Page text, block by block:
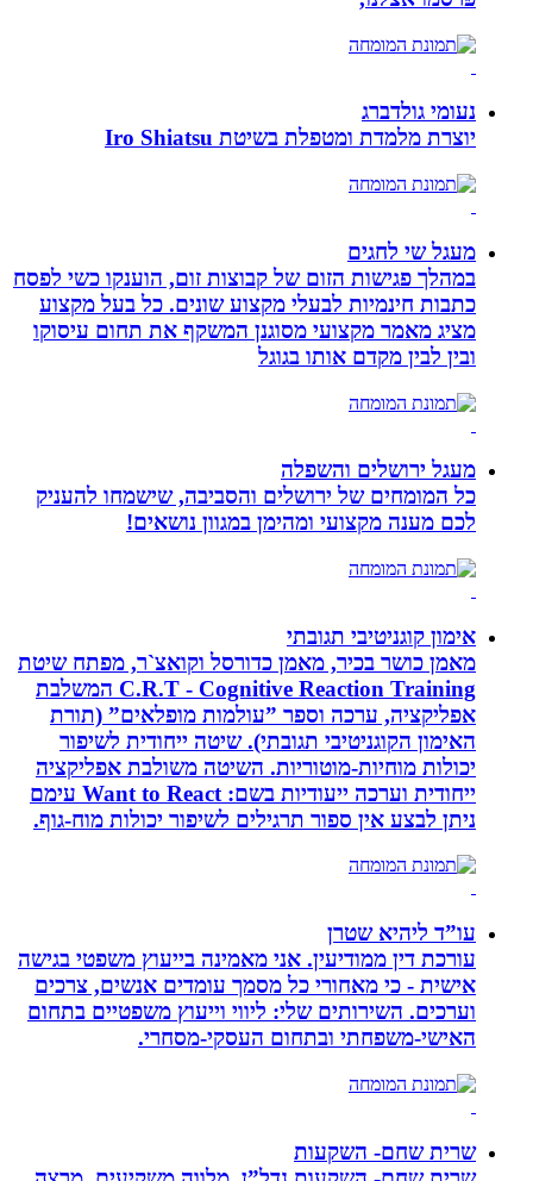
נעומי גולדברג
יוצרת מלמדת ומטפלת בשיטת Iro Shiatsu
מעגל שי לחגים
במהלך פגישות הזום של קבוצות זום, הוענקו כשי לפסח
כתבות חינמיות לבעלי מקצוע שונים. כל בעל מקצוע
מציג מאמר מקצועי מסוגנן המשקף את תחום עיסוקו
ובין לבין מקדם אותו בגוגל
מעגל ירושלים והשפלה
כל המומחים של ירושלים והסביבה, שישמחו להעניק
לכם מענה מקצועי ומהימן במגוון נושאים!
אימון קוגניטיבי תגובתי
מאמן כושר בכיר, מאמן כדורסל וקואצ`ר, מפתח שיטת
C.R.T - Cognitive Reaction Training המשלבת
אפליקציה, ערכה וספר ”עולמות מופלאים” (תורת
האימון הקוגניטיבי תגובתי). שיטה ייחודית לשיפור
יכולות מוחיות-מוטוריות. השיטה משולבת אפליקציה
ייחודית וערכה ייעודיות בשם: Want to React עימם
ניתן לבצע אין ספור תרגילים לשיפור יכולות מוח-גוף.
עו”ד ליהיא שטרן
עורכת דין ממודיעין. אני מאמינה בייעוץ משפטי בגישה
אישית - כי מאחורי כל מסמך עומדים אנשים, צרכים
וערכים. השירותים שלי: ליווי וייעוץ משפטיים בתחום
האישי-משפחתי ובתחום העסקי-מסחרי.
שרית שחם- השקעות